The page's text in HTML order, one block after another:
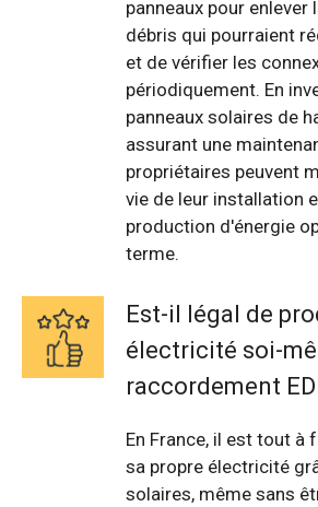
panneaux pour enlever
débris qui pourraient
et de vérifier les
périodiquement. En
panneaux solaires de
assurant une
propriétaires peuvent
vie de leur installation
production d'énergie
terme.
Est-il légal de
électricité soi-
raccordement
En France, il est tout à
sa propre électricité
solaires, même sans